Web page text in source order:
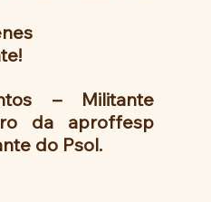
– Militante
da aproffesp
do Psol.